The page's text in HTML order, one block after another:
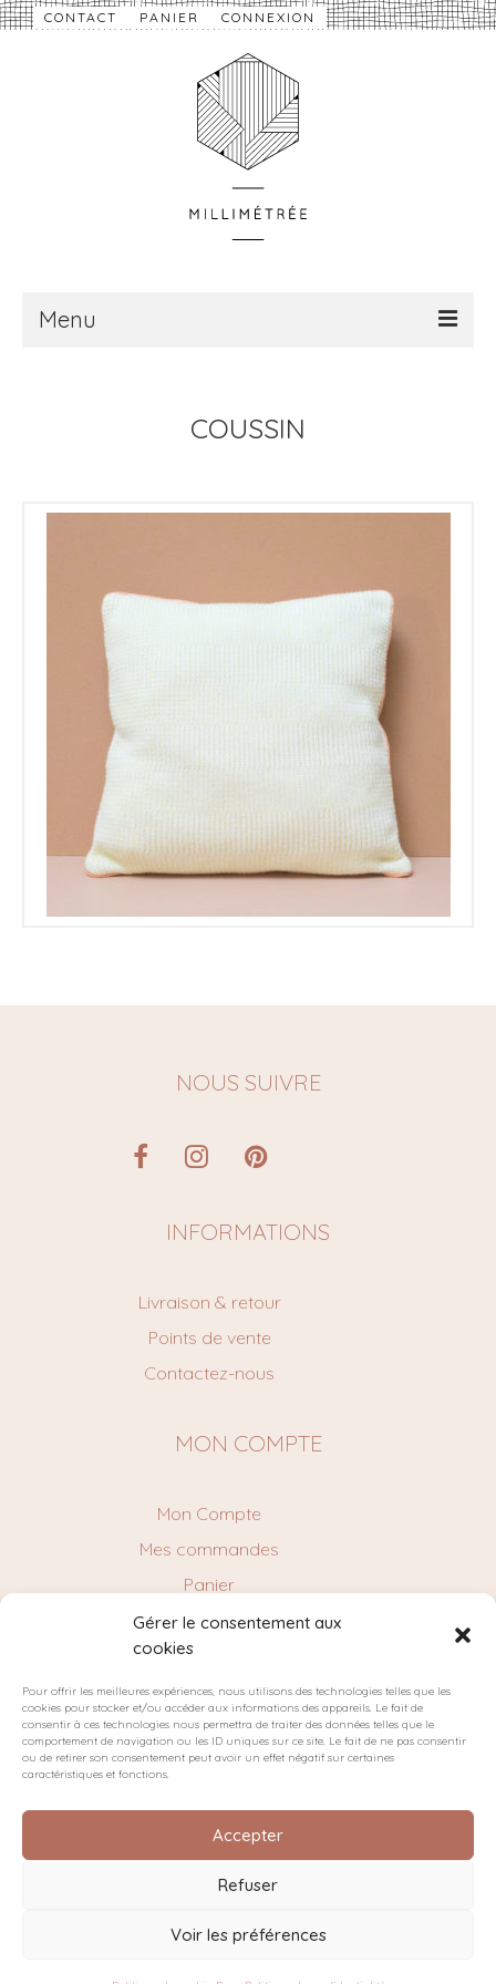
Gérer le consentement aux
cookies
Pour offrir les meilleures expériences, nous utilisons des technologies telles que les
cookies pour stocker et/ou accéder aux informations des appareils. Le fait de
consentir à ces technologies nous permettra de traiter des données telles que le
comportement de navigation ou les ID uniques sur ce site. Le fait de ne pas consentir
ou de retirer son consentement peut avoir un effet négatif sur certaines
caractéristiques et fonctions.
Accepter
Refuser
Voir les préférences
CONTACT PANIER CONNEXION
Menu
Les Ateliers
COUSSIN
75,00€ 37,50€
NOUS SUIVRE
INFORMATIONS
Livraison & retour
Points de vente
Contactez-nous
MON COMPTE
Mon Compte
Mes commandes
Panier
NEWSLETTER
Conditions générales de vente